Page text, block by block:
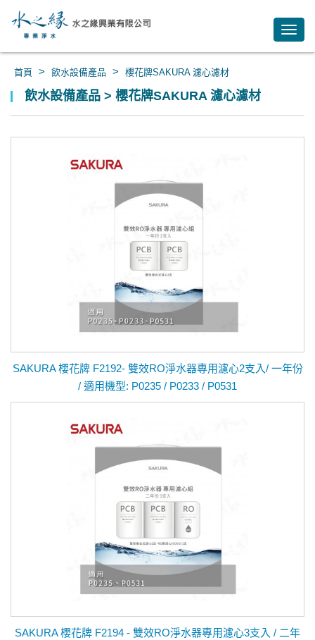
首頁 > 飲水設備產品 > 櫻花牌SAKURA 濾心濾材
飲水設備產品 > 櫻花牌SAKURA 濾心濾材
SAKURA 櫻花牌 F2192- 雙效RO淨水器專用濾心2支入/ 一年份
/ 適用機型: P0235 / P0233 / P0531
SAKURA 櫻花牌 F2194 - 雙效RO淨水器專用濾心3支入 / 二年